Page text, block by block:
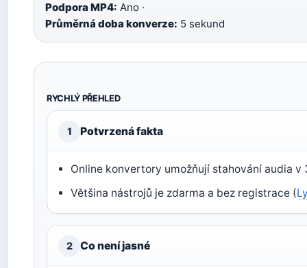
Podpora MP4: Ano ·
Průměrná doba konverze: 5 sekund
RYCHLÝ PŘEHLED
1 Potvrzená fakta
Online konvertory umožňují stahování audia v
Většina nástrojů je zdarma a bez registrace (
2 Co není jasné